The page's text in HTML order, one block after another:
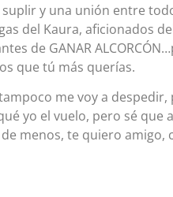
y una unión entre
del Kaura, aficionados
de GANAR
que tú más querías.
me voy a
yo el vuelo, pero sé que
menos, te quiero amigo,